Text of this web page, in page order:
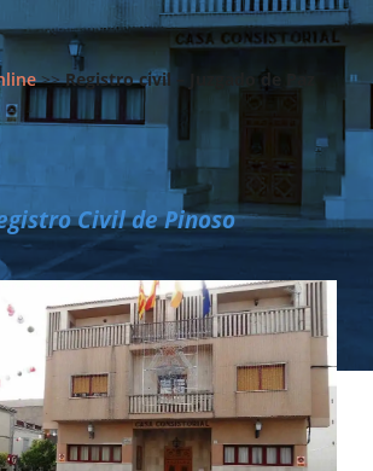
>>Registro civil – Juzgado de Paz
Civil de Pinoso